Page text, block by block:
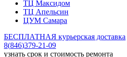
ТЦ Максидом
ТЦ Апельсин
ЦУМ Самара
БЕСПЛАТНАЯ курьерская доставка
8(846)379-21-09
узнать срок и стоимость ремонта